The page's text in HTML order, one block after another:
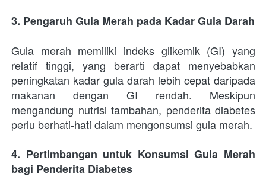
3. Pengaruh Gula Merah pada Kadar Gula Darah
Gula merah memiliki indeks glikemik (GI) yang
relatif tinggi, yang berarti dapat menyebabkan
peningkatan kadar gula darah lebih cepat daripada
makanan dengan GI rendah. Meskipun
mengandung nutrisi tambahan, penderita diabetes
perlu berhati-hati dalam mengonsumsi gula merah.
4. Pertimbangan untuk Konsumsi Gula Merah
bagi Penderita Diabetes